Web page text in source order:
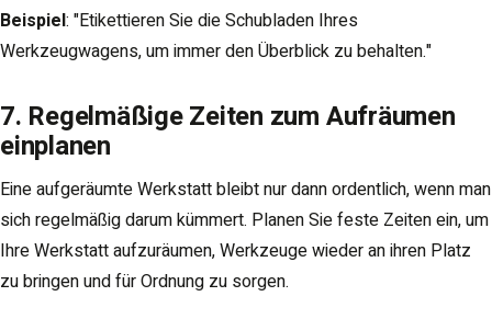
Beispiel: "Etikettieren Sie die Schubladen Ihres
Werkzeugwagens, um immer den Überblick zu behalten."
7. Regelmäßige Zeiten zum Aufräumen
einplanen
Eine aufgeräumte Werkstatt bleibt nur dann ordentlich, wenn man
sich regelmäßig darum kümmert. Planen Sie feste Zeiten ein, um
Ihre Werkstatt aufzuräumen, Werkzeuge wieder an ihren Platz
zu bringen und für Ordnung zu sorgen.